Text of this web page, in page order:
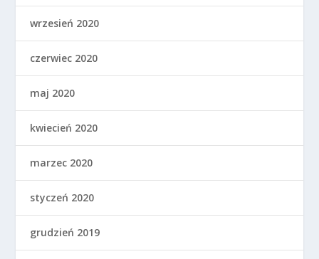
wrzesień 2020
czerwiec 2020
maj 2020
kwiecień 2020
marzec 2020
styczeń 2020
grudzień 2019